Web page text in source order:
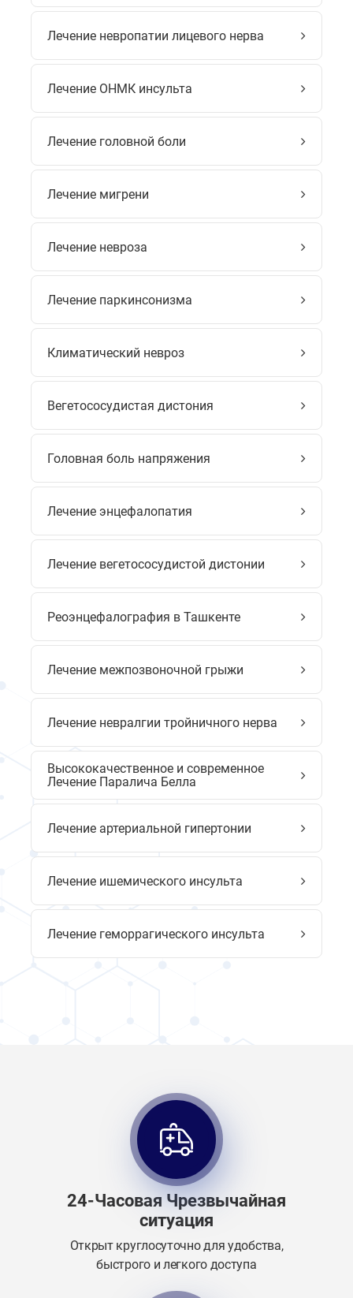
Лечение невропатии лицевого нерва
Лечение ОНМК инсульта
Лечение головной боли
Лечение мигрени
Лечение невроза
Лечение паркинсонизма
Климатический невроз
Вегетососудистая дистония
Головная боль напряжения
Лечение энцефалопатия
Лечение вегетососудистой дистонии
Реоэнцефалография в Ташкенте
Лечение межпозвоночной грыжи
Лечение невралгии тройничного нерва
Высококачественное и современное
Лечение Паралича Белла
Лечение артериальной гипертонии
Лечение ишемического инсульта
Лечение геморрагического инсульта
24-Часовая Чрезвычайная
ситуация
Открыт круглосуточно для удобства,
быстрого и легкого доступа